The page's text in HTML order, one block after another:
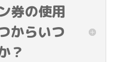
券の使用
からいつ
？